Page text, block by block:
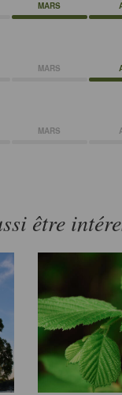
MARS
MARS
MARS
être